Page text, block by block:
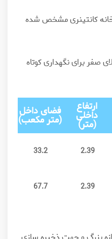
کانتینری مشخص شده
صفر برای نگهداری کوتاه
ارتفاع
داخلی
(متر)
فضای داخل
(متر مکعب)
2.39
33.2
2.39
67.7